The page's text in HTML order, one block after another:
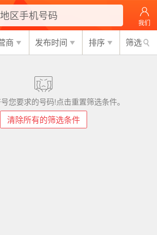
区手机号码
我们
商 发布时间 排序 筛选
您要求的号码!点击重置筛选条件。
清除所有的筛选条件